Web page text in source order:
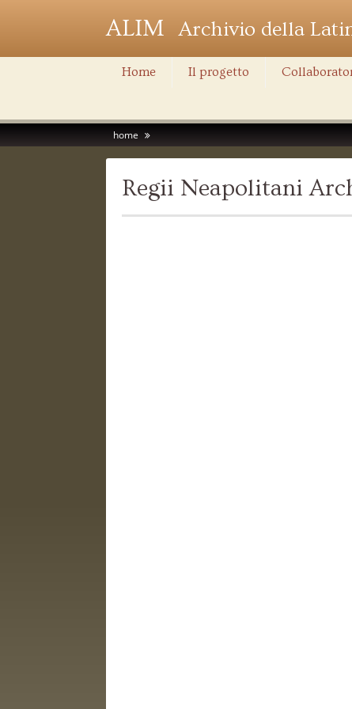
ALIM Archivio della
Home Il progetto
home
Regii Neapolitani